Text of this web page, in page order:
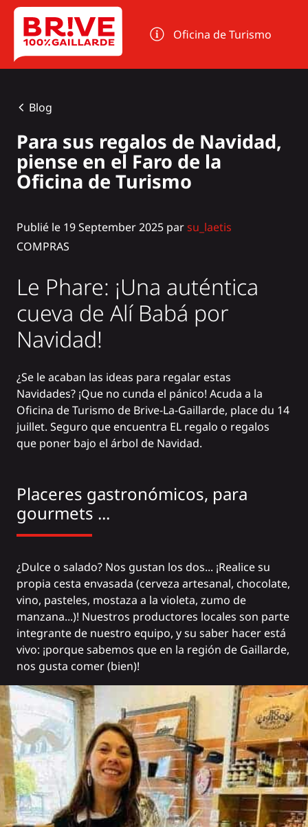
Panel de gestión de cookies
Oficina de Turismo
Blog
Para sus regalos de Navidad,
piense en el Faro de la
Oficina de Turismo
Publié le 19 September 2025 parsu_laetis
COMPRAS
Le Phare: ¡Una auténtica
cueva de Alí Babá por
Navidad!
¿Se le acaban las ideas para regalar estas
Navidades? ¡Que no cunda el pánico! Acuda a la
Oficina de Turismo de Brive-La-Gaillarde, place du 14
juillet. Seguro que encuentra EL regalo o regalos
que poner bajo el árbol de Navidad.
Placeres gastronómicos, para
gourmets ...
¿Dulce o salado? Nos gustan los dos... ¡Realice su
propia cesta envasada (cerveza artesanal, chocolate,
vino, pasteles, mostaza a la violeta, zumo de
manzana...)! Nuestros productores locales son parte
integrante de nuestro equipo, y su saber hacer está
vivo: ¡porque sabemos que en la región de Gaillarde,
nos gusta comer (bien)!